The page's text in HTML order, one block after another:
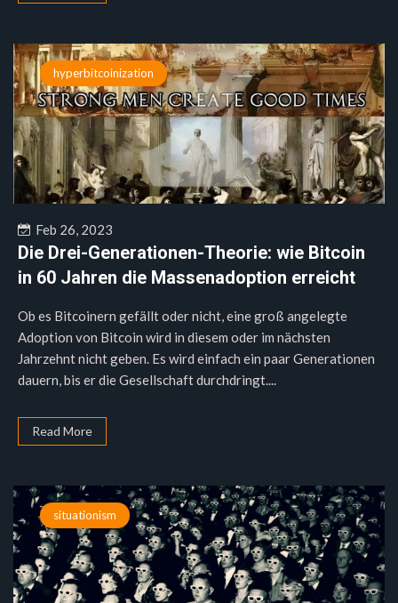
hyperbitcoinization
Feb 26, 2023
Die Drei-Generationen-Theorie: wie Bitcoin
in 60 Jahren die Massenadoption erreicht
Ob es Bitcoinern gefällt oder nicht, eine groß angelegte
Adoption von Bitcoin wird in diesem oder im nächsten
Jahrzehnt nicht geben. Es wird einfach ein paar Generationen
dauern, bis er die Gesellschaft durchdringt....
Read More
situationism